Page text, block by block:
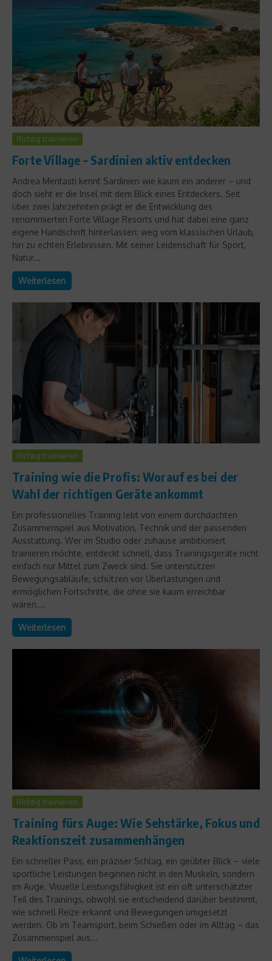
Richtig trainieren
Forte Village – Sardinien aktiv entdecken
Andrea Mentasti kennt Sardinien wie kaum ein anderer – und
doch sieht er die Insel mit dem Blick eines Entdeckers. Seit
über zwei Jahrzehnten prägt er die Entwicklung des
renommierten Forte Village Resorts und hat dabei eine ganz
eigene Handschrift hinterlassen: weg vom klassischen Urlaub,
hin zu echten Erlebnissen. Mit seiner Leidenschaft für Sport,
Natur...
Weiterlesen
Richtig trainieren
Training wie die Profis: Worauf es bei der
Wahl der richtigen Geräte ankommt
Ein professionelles Training lebt von einem durchdachten
Zusammenspiel aus Motivation, Technik und der passenden
Ausstattung. Wer im Studio oder zuhause ambitioniert
trainieren möchte, entdeckt schnell, dass Trainingsgeräte nicht
einfach nur Mittel zum Zweck sind. Sie unterstützen
Bewegungsabläufe, schützen vor Überlastungen und
ermöglichen Fortschritte, die ohne sie kaum erreichbar
wären....
Weiterlesen
Richtig trainieren
Training fürs Auge: Wie Sehstärke, Fokus und
Reaktionszeit zusammenhängen
Ein schneller Pass, ein präziser Schlag, ein geübter Blick – viele
sportliche Leistungen beginnen nicht in den Muskeln, sondern
im Auge. Visuelle Leistungsfähigkeit ist ein oft unterschätzter
Teil des Trainings, obwohl sie entscheidend darüber bestimmt,
wie schnell Reize erkannt und Bewegungen umgesetzt
werden. Ob im Teamsport, beim Schießen oder im Alltag – das
Zusammenspiel aus...